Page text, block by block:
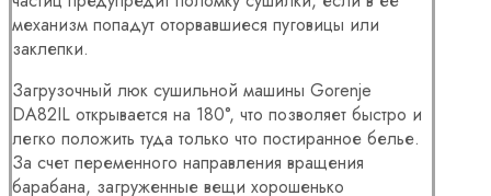
механизм попадут оторвавшиеся пуговицы или
заклепки.
Загрузочный люк сушильной машины Gorenje
DA82IL открывается на 180°, что позволяет быстро и
легко положить туда только что постиранное белье.
За счет переменного направления вращения
барабана, загруженные вещи хорошенько